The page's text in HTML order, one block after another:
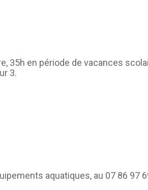
35h en période de vacances
3.
aquatiques, au 07 86 97